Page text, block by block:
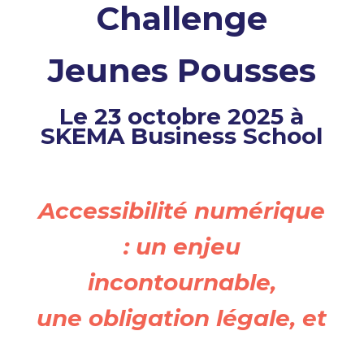
Challenge
Jeunes Pousses
Le 23 octobre 2025 à
SKEMA Business School
Accessibilité numérique
: un enjeu
incontournable,
une obligation légale, et